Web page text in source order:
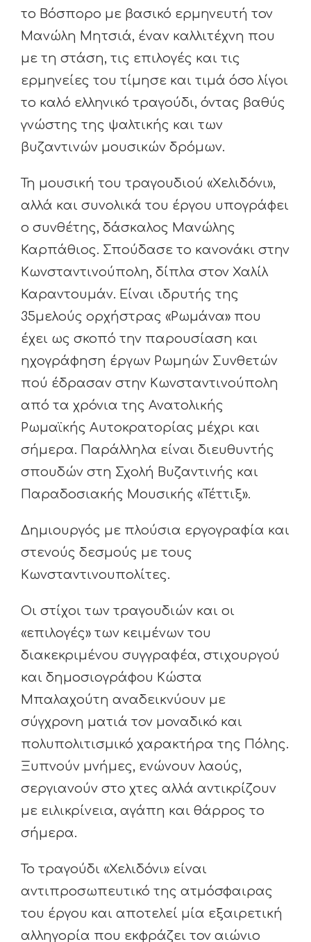
το Βόσπορο με βασικό ερμηνευτή τον
Μανώλη Μητσιά, έναν καλλιτέχνη που
με τη στάση, τις επιλογές και τις
ερμηνείες του τίμησε και τιμά όσο λίγοι
το καλό ελληνικό τραγούδι, όντας βαθύς
γνώστης της ψαλτικής και των
βυζαντινών μουσικών δρόμων.
Τη μουσική του τραγουδιού «Χελιδόνι»,
αλλά και συνολικά του έργου υπογράφει
ο συνθέτης, δάσκαλος Μανώλης
Καρπάθιος. Σπούδασε το κανονάκι στην
Κωνσταντινούπολη, δίπλα στον Χαλίλ
Καραντουμάν. Είναι ιδρυτής της
35μελούς ορχήστρας «Ρωμάνα» που
έχει ως σκοπό την παρουσίαση και
ηχογράφηση έργων Ρωμηών Συνθετών
πού έδρασαν στην Κωνσταντινούπολη
από τα χρόνια της Ανατολικής
Ρωμαϊκής Αυτοκρατορίας μέχρι και
σήμερα. Παράλληλα είναι διευθυντής
σπουδών στη Σχολή Βυζαντινής και
Παραδοσιακής Μουσικής «Τέττιξ».
Δημιουργός με πλούσια εργογραφία και
στενούς δεσμούς με τους
Κωνσταντινουπολίτες.
Οι στίχοι των τραγουδιών και οι
«επιλογές» των κειμένων του
διακεκριμένου συγγραφέα, στιχουργού
και δημοσιογράφου Κώστα
Μπαλαχούτη αναδεικνύουν με
σύγχρονη ματιά τον μοναδικό και
πολυπολιτισμικό χαρακτήρα της Πόλης.
Ξυπνούν μνήμες, ενώνουν λαούς,
σεργιανούν στο χτες αλλά αντικρίζουν
με ειλικρίνεια, αγάπη και θάρρος το
σήμερα.
Το τραγούδι «Χελιδόνι» είναι
αντιπροσωπευτικό της ατμόσφαιρας
του έργου και αποτελεί μία εξαιρετική
αλληγορία που εκφράζει τον αιώνιο